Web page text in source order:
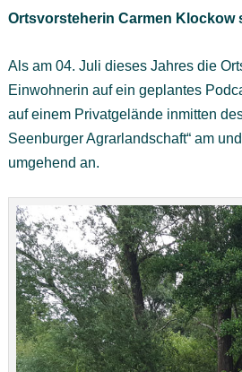
Ortsvorsteherin Carmen Klockow
Als am 04. Juli dieses Jahres die
Einwohnerin auf ein geplantes
auf einem Privatgelände inmitten
Seenburger Agrarlandschaft“ am
umgehend an.